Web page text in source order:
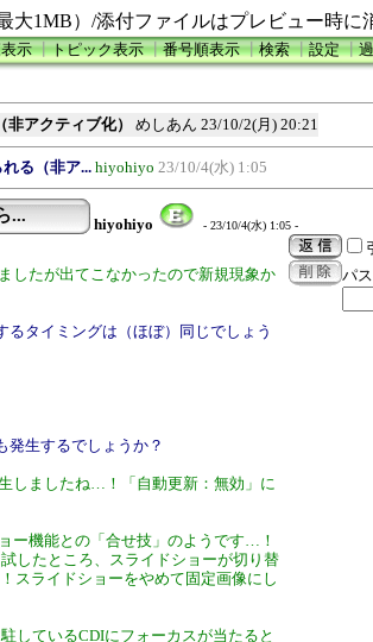
1MB）/添付ファイルはプレビュー時に
示┃トピック表示┃番号順表示┃検索┃設定┃
アクティブ化） めしあん 23/10/2(月) 20:21
る（非ア... hiyohiyo 23/10/4(水) 1:05
... hiyohiyo - 23/10/4(水) 1:05 -
したが出てこなかったので新規現象か
タイミングは（ほぼ）同じでしょう
発生するでしょうか？
しましたね…！「自動更新：無効」に
ー機能との「合せ技」のようです…！
したところ、スライドショーが切り替
スライドショーをやめて固定画像にし
しているCDIにフォーカスが当たると
パ